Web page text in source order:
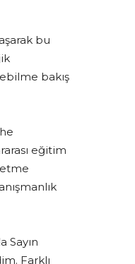
bu
bakış
eğitim
Sayın
Farklı